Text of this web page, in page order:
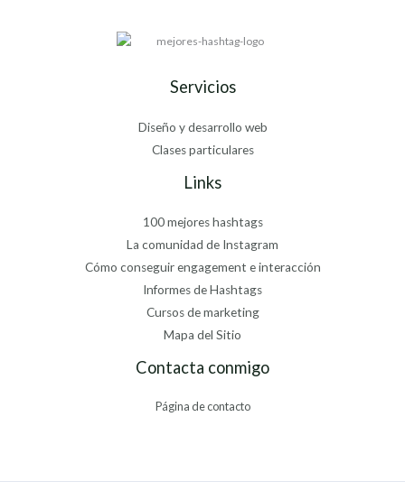
Servicios
Diseño y desarrollo web
Clases particulares
Links
100 mejores hashtags
La comunidad de Instagram
Cómo conseguir engagement e interacción
Informes de Hashtags
Cursos de marketing
Mapa del Sitio
Contacta conmigo
Página de contacto